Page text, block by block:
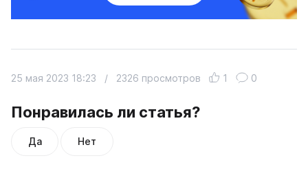
Понравилась ли статья?
Да Нет
25 мая 2023 18:23 / 2326 просмотров 1 0